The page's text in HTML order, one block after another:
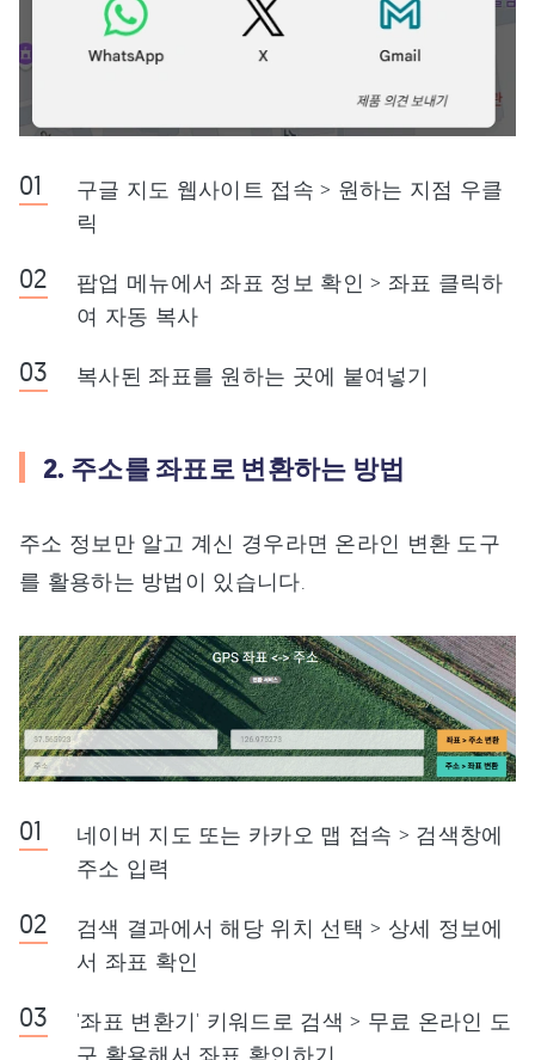
구글 지도 웹사이트 접속 > 원하는 지점 우클
릭
팝업 메뉴에서 좌표 정보 확인 > 좌표 클릭하
여 자동 복사
복사된 좌표를 원하는 곳에 붙여넣기
2. 주소를 좌표로 변환하는 방법
주소 정보만 알고 계신 경우라면 온라인 변환 도구
를 활용하는 방법이 있습니다.
네이버 지도 또는 카카오 맵 접속 > 검색창에
주소 입력
검색 결과에서 해당 위치 선택 > 상세 정보에
서 좌표 확인
'좌표 변환기' 키워드로 검색 > 무료 온라인 도
구 활용해서 좌표 확인하기